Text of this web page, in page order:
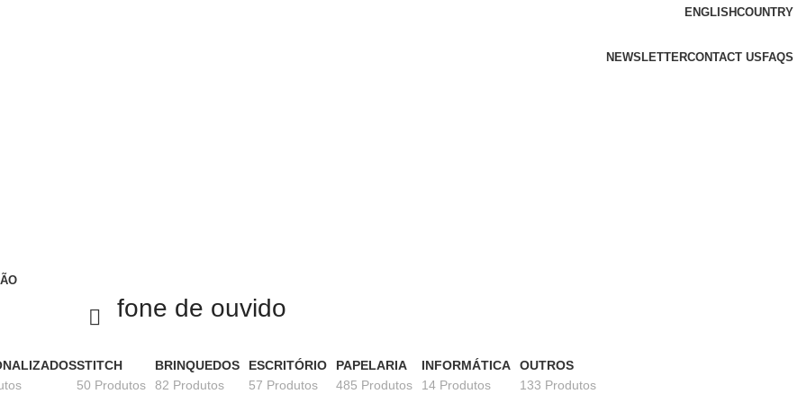
ENGLISHCOUNTRY
NEWSLETTERCONTACT US FAQS
fone de ouvido
STITCH
50 Produtos
BRINQUEDOS
82 Produtos
ESCRITÓRIO
57 Produtos
PAPELARIA
485 Produtos
INFORMÁTICA
14 Produtos
OUTROS
133 Produtos